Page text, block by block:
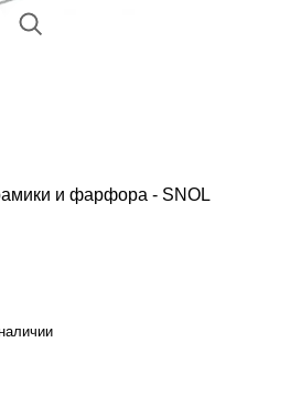
и фарфора - SNOL